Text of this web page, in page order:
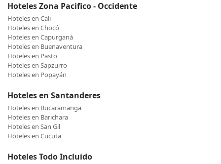
Hoteles Zona Pacifico - Occidente
Hoteles en Cali
Hoteles en Chocó
Hoteles en Capurganá
Hoteles en Buenaventura
Hoteles en Pasto
Hoteles en Sapzurro
Hoteles en Popayán
Hoteles en Santanderes
Hoteles en Bucaramanga
Hoteles en Barichara
Hoteles en San Gil
Hoteles en Cucuta
Hoteles Todo Incluido